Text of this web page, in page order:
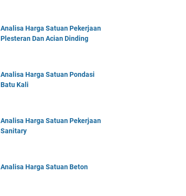
Analisa Harga Satuan Pekerjaan
Plesteran Dan Acian Dinding
Analisa Harga Satuan Pondasi
Batu Kali
Analisa Harga Satuan Pekerjaan
Sanitary
Analisa Harga Satuan Beton